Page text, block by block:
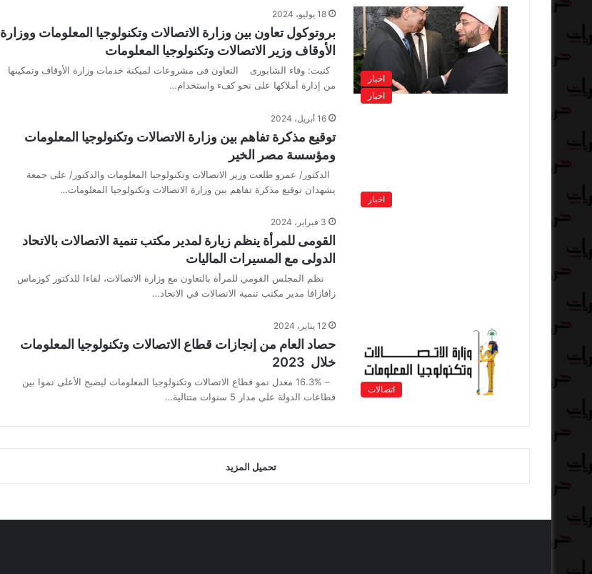
اخبار
18 يوليو، 2024
بروتوكول تعاون بين وزارة الاتصالات وتكنولوجيا المعلومات ووزارة
الأوقاف وزير الاتصالات وتكنولوجيا المعلومات
كتبت: وفاء الشابورى التعاون فى مشروعات لميكنة خدمات وزارة الأوقاف وتمكينها
من إدارة أملاكها على نحو كفء واستخدام…
اخبار
16 أبريل، 2024
توقيع مذكرة تفاهم بين وزارة الاتصالات وتكنولوجيا المعلومات
ومؤسسة مصر الخير
الدكتور/ عمرو طلعت وزير الاتصالات وتكنولوجيا المعلومات والدكتور/ على جمعة
يشهدان توقيع مذكرة تفاهم بين وزارة الاتصالات وتكنولوجيا المعلومات…
اخبار
3 فبراير، 2024
القومى للمرأة ينظم زيارة لمدير مكتب تنمية الاتصالات بالاتحاد
الدولى مع المسيرات الماليات
نظم المجلس القومي للمرأة بالتعاون مع وزارة الاتصالات، لقاءا للدكتور كوزماس
زافازافا مدير مكتب تنمية الاتصالات في الاتحاد…
اتصالات
12 يناير، 2024
حصاد العام من إنجازات قطاع الاتصالات وتكنولوجيا المعلومات
خلال 2023
– 16.3% معدل نمو قطاع الاتصالات وتكنولوجيا المعلومات ليصبح الأعلى نموا بين
قطاعات الدولة على مدار 5 سنوات متتالية…
تحميل المزيد